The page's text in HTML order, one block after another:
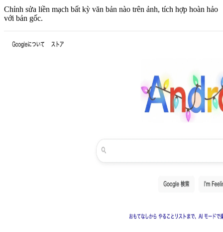
Chỉnh sửa liền mạch bất kỳ văn bản nào trên ảnh, tích hợp hoàn hảo
với bản gốc.